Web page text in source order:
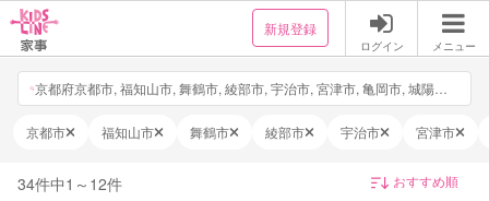
新規登録
ログイン メニュー
京都市 福知山市 舞鶴市 綾部市 宇治市 宮津市
34件中1 ～ 12件